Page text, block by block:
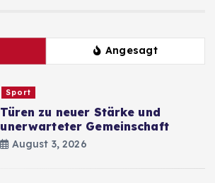
Angesagt
Sport
Türen zu neuer Stärke und
unerwarteter Gemeinschaft
August 3, 2026